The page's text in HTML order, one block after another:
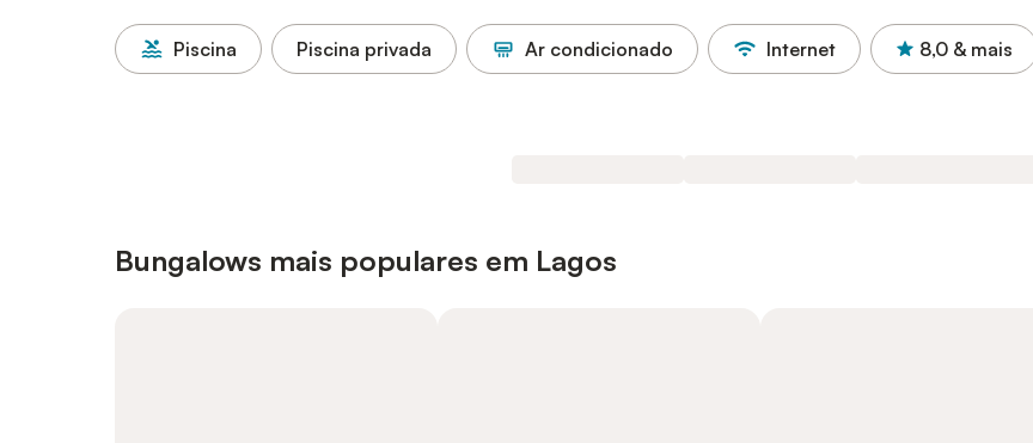
Piscina Piscina privada Ar condicionado Internet 8,0 & mais
Bungalows mais populares em Lagos